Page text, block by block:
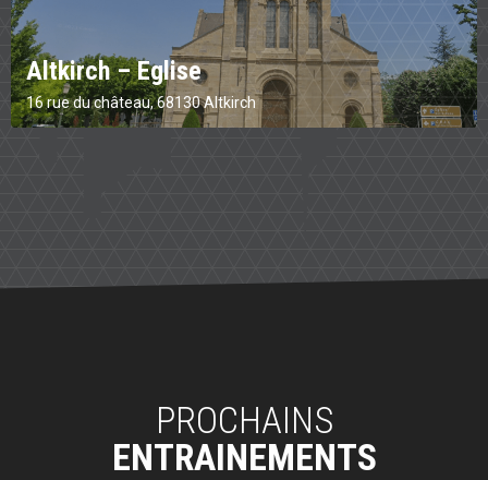
Altkirch – Eglise
16 rue du château, 68130 Altkirch
PROCHAINS
ENTRAINEMENTS